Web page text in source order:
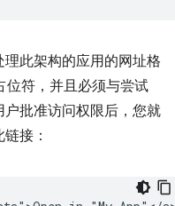
此架构的应用的网址格
位符，并且必须与尝试
批准访问权限后，您就
接：